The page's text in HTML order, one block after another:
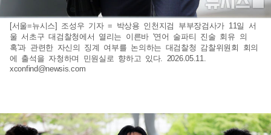
[서울=뉴시스] 조성우 기자 = 박상용 인천지검 부부장검사가 11일 서
울 서초구 대검찰청에서 열리는 이른바 '연어 술파티 진술 회유 의
혹'과 관련한 자신의 징계 여부를 논의하는 대검찰청 감찰위원회 회의
에 출석을 자청하며 민원실로 향하고 있다. 2026.05.11.
xconfind@newsis.com